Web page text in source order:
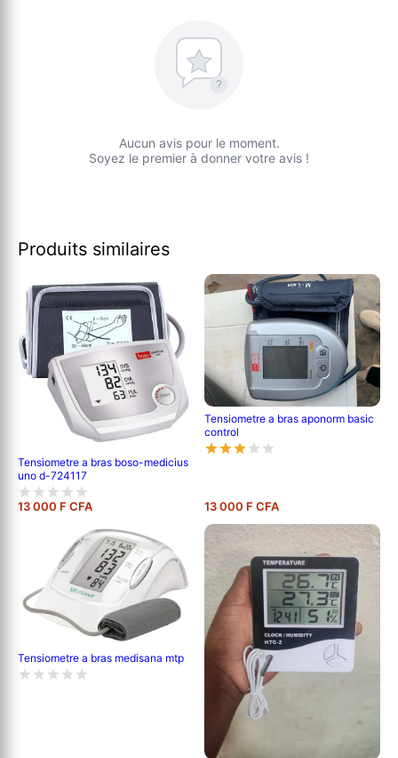
?
Aucun avis pour le moment.
Soyez le premier à donner votre avis !
Produits similaires
Tensiometre a bras boso-medicius
uno d-724117
13 000 F CFA
Tensiometre a bras aponorm basic
control
13 000 F CFA
Tensiometre a bras medisana mtp